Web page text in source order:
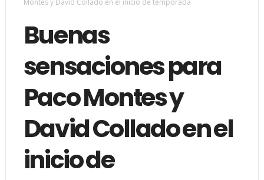
Montes y David Collado en el inicio de temporada
Buenas
sensaciones para
Paco Montes y
David Collado en el
inicio de